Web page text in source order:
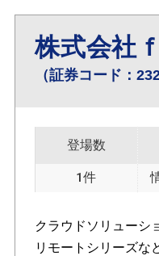
株式会社
（証券コード：
登場数
1件
クラウドソリューシ
リモートシリーズな